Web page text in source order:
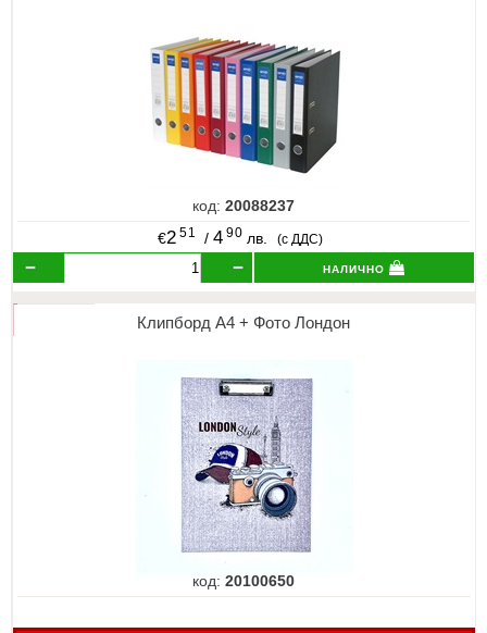
код: 20088237
€2 51 /4 90 лв. (с ДДС)
налично
Клипборд А4 + Фото Лондон
код:20100650